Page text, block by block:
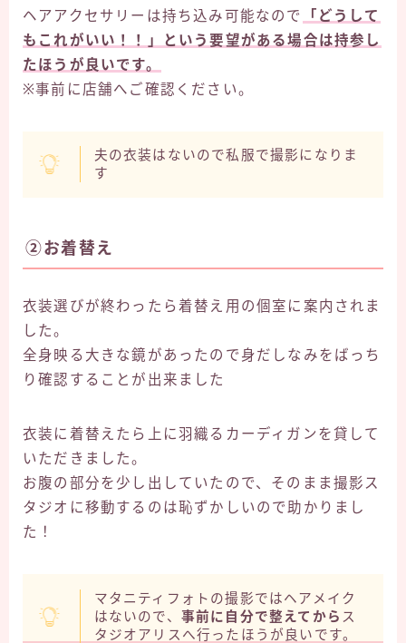
ヘアアクセサリーは持ち込み可能なので
「どうして
もこれがいい！！」という要望がある場合は持参し
たほうが良いです。
※事前に店舗へご確認ください。
夫の衣装はないので私服で撮影になりま
す
②お着替え
衣装選びが終わったら着替え用の個室に案内されま
した。
全身映る大きな鏡があったので身だしなみをばっち
り確認することが出来ました
衣装に着替えたら上に羽織るカーディガンを貸して
いただきました。
お腹の部分を少し出していたので、そのまま撮影ス
タジオに移動するのは恥ずかしいので助かりまし
た！
マタニティフォトの撮影ではヘアメイク
はないので、 事前に自分で整えてから ス
タジオアリスへ行ったほうが良いです。